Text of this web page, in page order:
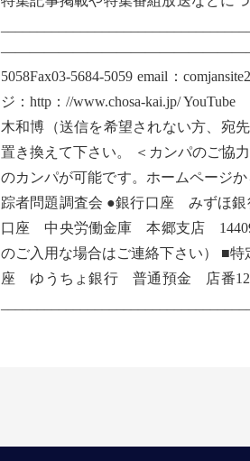
——————————————————— 〒
5058Fax03-5684-5059 email：
ジ：http：//www.chosa-kai.jp/
木和博（送信を希望されない方、宛
置き換えて下さい。 ＜カンパのご協
のカンパが可能です。ホームページ
踪者問題調査会 ●銀行口座 みずほ
口座 中央労働金庫 本郷支店
のご入用な場合はご連絡下さい） ■
座 ゆうちょ銀行 普通預金 店番